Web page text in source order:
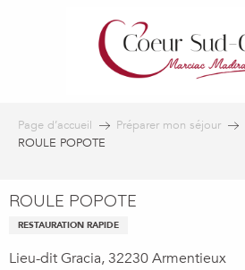
Page d’accueil Préparer mon séjour
ROULE POPOTE
ROULE POPOTE
RESTAURATION RAPIDE
Lieu-dit Gracia, 32230 Armentieux